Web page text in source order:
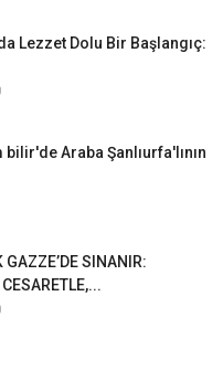
Lezzet Dolu Bir Başlangıç:
Araba Şanlıurfa'lının
GAZZE’DE SINANIR: